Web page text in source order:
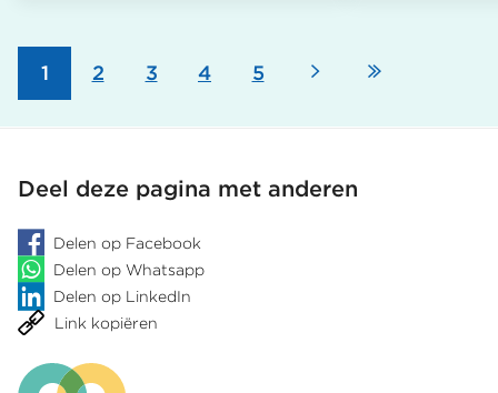
niet
tot
ander
met
over
Paginering
Pagina
1 Pagina
2 Pagina
3 Pagina
4 Pagina
5 Volgende
paginapagina
Deel deze pagina met anderen
Delen op Facebook
Delen op Whatsapp
Delen op LinkedIn
Link kopiëren